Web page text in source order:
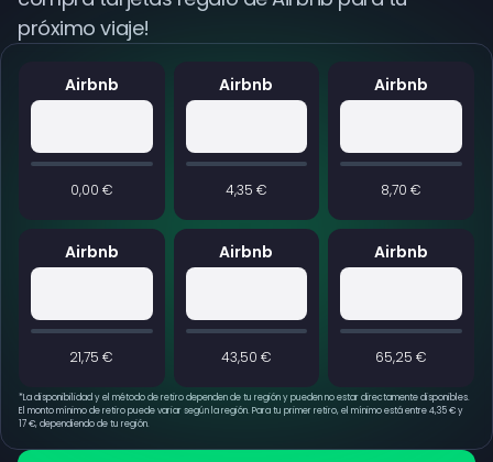
Airbnb
0,00 €
Airbnb
4,35 €
Airbnb
8,70 €
Airbnb
21,75 €
Airbnb
43,50 €
Airbnb
65,25 €
*La disponibilidad y el método de retiro dependen de tu región y pueden no estar directamente disponibles.
El monto mínimo de retiro puede variar según la región. Para tu primer retiro, el mínimo está entre 4,35 € y
17 €, dependiendo de tu región.
próximo viaje!